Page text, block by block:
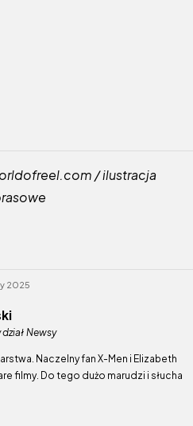
/ ilustracja
2025
Newsy
Naczelny fan X-Men i Elizabeth
filmy. Do tego dużo marudzi i słucha